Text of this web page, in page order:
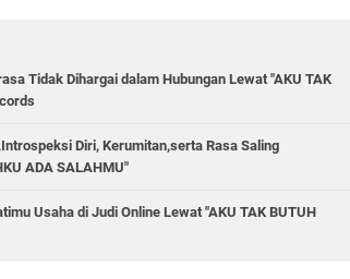
Tidak Dihargai dalam Hubungan Lewat "AKU TAK
Diri, Kerumitan,serta Rasa Saling
ADA SALAHMU"
Usaha di Judi Online Lewat "AKU TAK BUTUH